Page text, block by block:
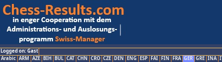
Logged on: Gast
Arabic ARM AZE BIH BUL CAT CHN CRO CZE DEN ENG ESP FAI FIN FRA GER GRE INA